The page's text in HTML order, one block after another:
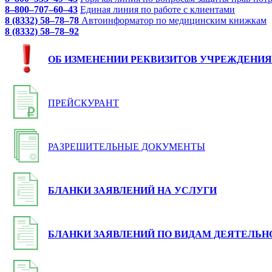
8–800–707–60–43 Единая линия по работе с клиентами
8 (8332) 58–78–78 Автоинформатор по медицинским книжкам
8 (8332) 58–78–92
ОБ ИЗМЕНЕНИИ РЕКВИЗИТОВ УЧРЕЖДЕНИЯ
ПРЕЙСКУРАНТ
РАЗРЕШИТЕЛЬНЫЕ ДОКУМЕНТЫ
БЛАНКИ ЗАЯВЛЕНИЙ НА УСЛУГИ
БЛАНКИ ЗАЯВЛЕНИЙ ПО ВИДАМ